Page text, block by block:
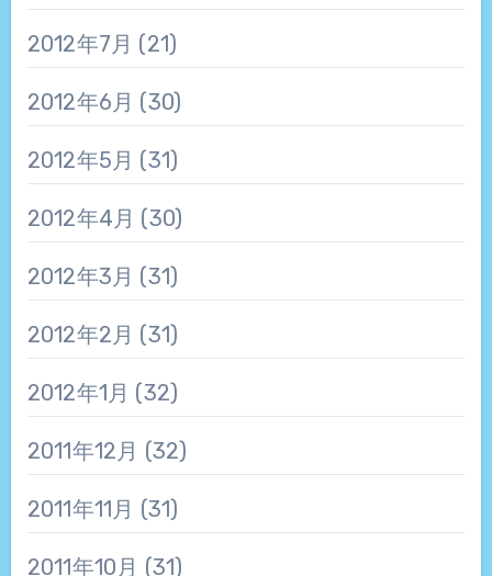
2012年7月 (21)
2012年6月 (30)
2012年5月 (31)
2012年4月 (30)
2012年3月 (31)
2012年2月 (31)
2012年1月 (32)
2011年12月 (32)
2011年11月 (31)
2011年10月 (31)